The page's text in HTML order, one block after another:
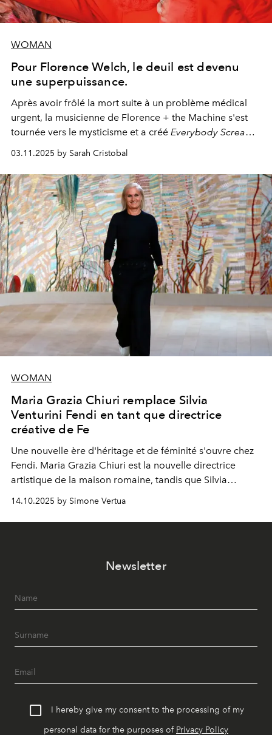
WOMAN
Pour Florence Welch, le deuil est devenu
une superpuissance.
Après avoir frôlé la mort suite à un problème médical
urgent, la musicienne de Florence + the Machine s'est
tournée vers le mysticisme et a créé Everybody Scream
03.11.2025 by Sarah Cristobal
WOMAN
Maria Grazia Chiuri remplace Silvia
Venturini Fendi en tant que directrice
créative de Fe
Une nouvelle ère d'héritage et de féminité s'ouvre chez
Fendi. Maria Grazia Chiuri est la nouvelle directrice
artistique de la maison romaine, tandis que Silvia
14.10.2025 by Simone Vertua
Newsletter
I hereby give my consent to the processing of my
personal data for the purposes of Privacy Policy